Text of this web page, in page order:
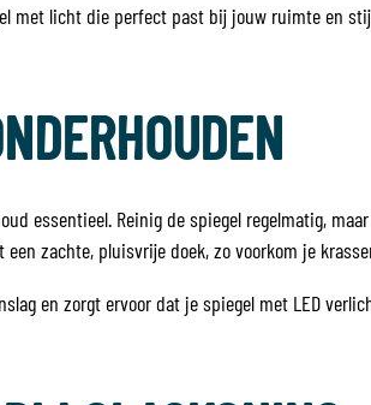
met licht die perfect past bij jouw ruimte en
essentieel. Reinig de spiegel regelmatig,
zachte, pluisvrije doek, zo voorkom je
en zorgt ervoor dat je spiegel met LED